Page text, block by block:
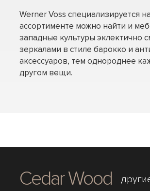
Werner Voss специализируется
ассортименте можно найти и
западные культуры эклектично
зеркалами в стиле барокко и
аксессуаров, тем однороднее
другом вещи.
Cedar Wood